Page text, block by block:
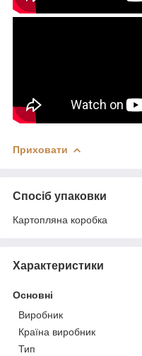
Приховати
Спосіб упаковки
Картопляна коробка
Характеристики
Основні
Виробник
Країна виробник
Тип